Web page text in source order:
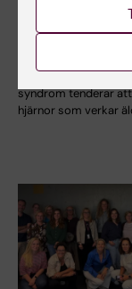
Metaboliskt
kopplat till
Personer med
syndrom tenderar
hjärnor som verkar